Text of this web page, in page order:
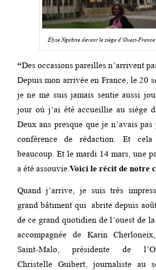
Élyse Ngabire devant le siège d’Ouest-France
“Des occasions pareilles n’arrivent
Depuis mon arrivée en France, le 20
je ne me suis jamais sentie aussi
jour où j’ai été accueillie au siège
Deux ans presque que je n’avais
conférence de rédaction. Et cela
beaucoup. Et le mardi 14 mars, une
a été assouvie. Voici le récit de notre
Quand j’arrive, je suis très
grand bâtiment qui abrite depuis
de ce grand quotidien de l’ouest de
accompagnée de Karin
Saint-Malo, présidente de
Christelle Guibert, journaliste au